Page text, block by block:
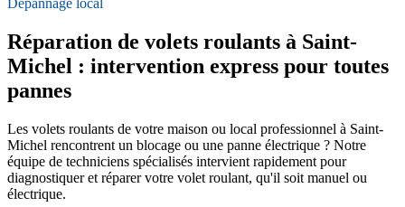
Dépannage local
Réparation de volets roulants à Saint-
Michel : intervention express pour toutes
pannes
Les volets roulants de votre maison ou local professionnel à Saint-
Michel rencontrent un blocage ou une panne électrique ? Notre
équipe de techniciens spécialisés intervient rapidement pour
diagnostiquer et réparer votre volet roulant, qu'il soit manuel ou
électrique.